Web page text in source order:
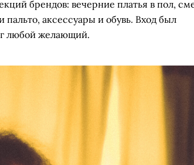
брендов: вечерние платья в пол,
аксессуары и обувь. Вход был
любой желающий.